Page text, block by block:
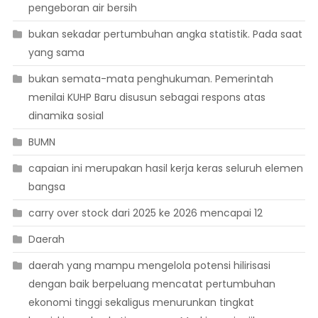
pengeboran air bersih
bukan sekadar pertumbuhan angka statistik. Pada saat
yang sama
bukan semata-mata penghukuman. Pemerintah
menilai KUHP Baru disusun sebagai respons atas
dinamika sosial
BUMN
capaian ini merupakan hasil kerja keras seluruh elemen
bangsa
carry over stock dari 2025 ke 2026 mencapai 12
Daerah
daerah yang mampu mengelola potensi hilirisasi
dengan baik berpeluang mencatat pertumbuhan
ekonomi tinggi sekaligus menurunkan tingkat